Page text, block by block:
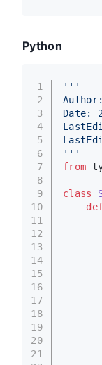
Python
1
2
3
4
5
6
7
8
9
10
11
12
13
14
15
16
17
18
19
20
21
'''
Date:
'''
from
class